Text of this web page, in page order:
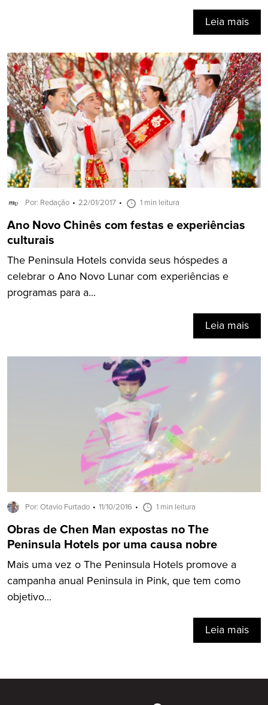
Leia mais
Por: Redação 22/01/2017 1 min leitura
Ano Novo Chinês com festas e experiências
culturais
The Peninsula Hotels convida seus hóspedes a
celebrar o Ano Novo Lunar com experiências e
programas para a...
Leia mais
Por: Otavio Furtado 11/10/2016 1 min leitura
Obras de Chen Man expostas no The
Peninsula Hotels por uma causa nobre
Mais uma vez o The Peninsula Hotels promove a
campanha anual Peninsula in Pink, que tem como
objetivo...
Leia mais